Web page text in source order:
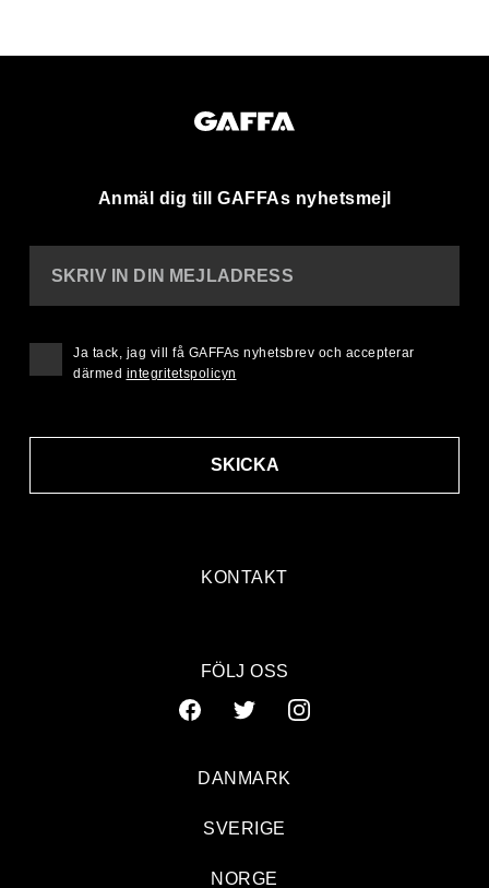
Anmäl dig till GAFFAs nyhetsmejl
KONTAKT
SKRIV IN DIN MEJLADRESS
SKICKA
Ja tack, jag vill få GAFFAs nyhetsbrev och accepterar
därmed integritetspolicyn
FÖLJ OSS
DANMARK
SVERIGE
NORGE